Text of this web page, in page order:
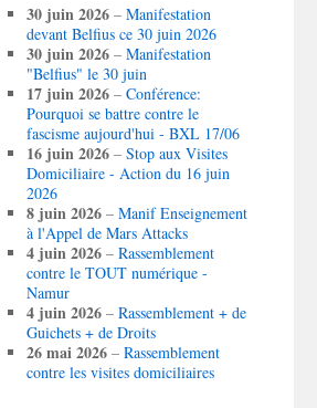
30 juin 2026 –Manifestation
devant Belfius ce 30 juin 2026
30 juin 2026 –Manifestation
"Belfius" le 30 juin
17 juin 2026 –Conférence:
Pourquoi se battre contre le
fascisme aujourd'hui - BXL 17/06
16 juin 2026 –Stop aux Visites
Domiciliaire - Action du 16 juin
2026
8 juin 2026 –Manif Enseignement
à l'Appel de Mars Attacks
4 juin 2026 –Rassemblement
contre le TOUT numérique -
Namur
4 juin 2026 –Rassemblement + de
Guichets + de Droits
26 mai 2026 –Rassemblement
contre les visites domiciliaires